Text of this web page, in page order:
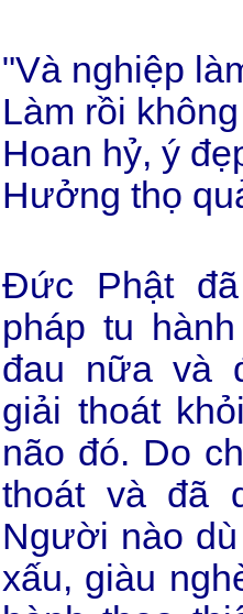
"Và nghiệp
Làm rồi
Hoan hỷ, ý
Hưởng thọ
Đức Phật
pháp tu
đau nữa và
giải thoát
não đó. Do
thoát và đã
Người nào
xấu, giàu